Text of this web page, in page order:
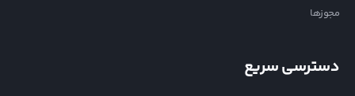
مجوزها
دسترسی سریع